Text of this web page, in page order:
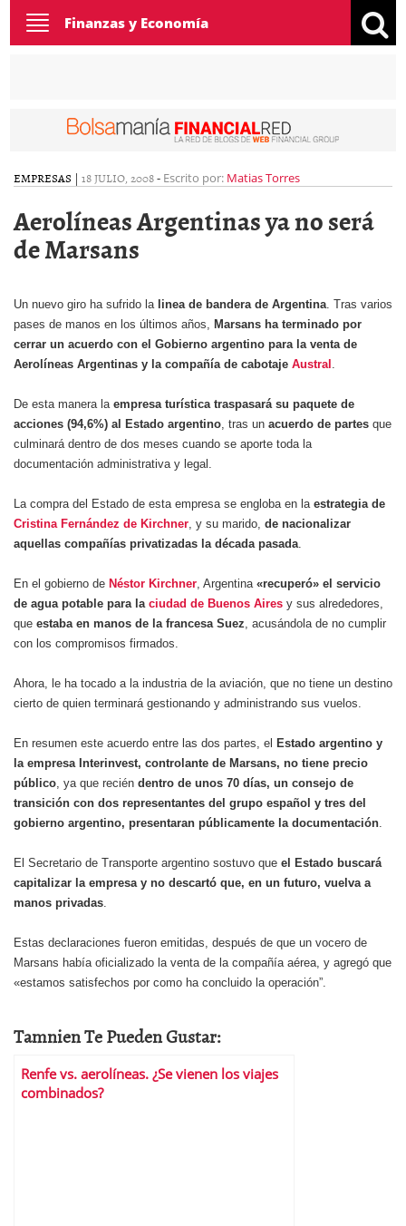
Toggle
navigation
Finanzas y Economía
EMPRESAS | 18 JULIO, 2008- Escrito por: Matias Torres
Aerolíneas Argentinas ya no será
de Marsans
Un nuevo giro ha sufrido la linea de bandera de Argentina. Tras varios
pases de manos en los últimos años, Marsans ha terminado por
cerrar un acuerdo con el Gobierno argentino para la venta de
Aerolíneas Argentinas y la compañía de cabotaje Austral .
De esta manera la empresa turística traspasará su paquete de
acciones (94,6%) al Estado argentino, tras un acuerdo de partes que
culminará dentro de dos meses cuando se aporte toda la
documentación administrativa y legal.
La compra del Estado de esta empresa se engloba en la estrategia de
Cristina Fernández de Kirchner, y su marido, de nacionalizar
aquellas compañías privatizadas la década pasada.
En el gobierno de Néstor Kirchner, Argentina «recuperó» el servicio
de agua potable para la ciudad de Buenos Aires y sus alrededores,
que estaba en manos de la francesa Suez, acusándola de no cumplir
con los compromisos firmados.
Ahora, le ha tocado a la industria de la aviación, que no tiene un destino
cierto de quien terminará gestionando y administrando sus vuelos.
En resumen este acuerdo entre las dos partes, el Estado argentino y
la empresa Interinvest, controlante de Marsans, no tiene precio
público, ya que recién dentro de unos 70 días, un consejo de
transición con dos representantes del grupo español y tres del
gobierno argentino, presentaran públicamente la documentación.
El Secretario de Transporte argentino sostuvo que el Estado buscará
capitalizar la empresa y no descartó que, en un futuro, vuelva a
manos privadas.
Estas declaraciones fueron emitidas, después de que un vocero de
Marsans había oficializado la venta de la compañía aérea, y agregó que
«estamos satisfechos por como ha concluido la operación”.
Tamnien Te Pueden Gustar:
Renfe vs. aerolíneas. ¿Se vienen los viajes
combinados?